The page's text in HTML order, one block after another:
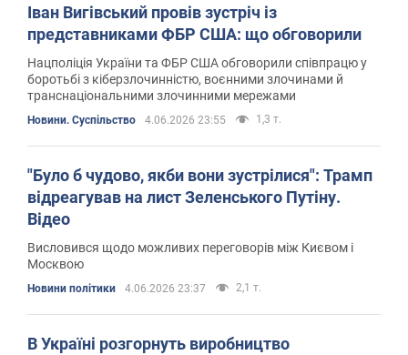
Іван Вигівський провів зустріч із
представниками ФБР США: що обговорили
Нацполіція України та ФБР США обговорили співпрацю у
боротьбі з кіберзлочинністю, воєнними злочинами й
транснаціональними злочинними мережами
Новини. Суспільство 4.06.2026 23:55 1,3 т.
"Було б чудово, якби вони зустрілися": Трамп
відреагував на лист Зеленського Путіну.
Відео
Висловився щодо можливих переговорів між Києвом і
Москвою
Новини політики 4.06.2026 23:37 2,1 т.
В Україні розгорнуть виробництво